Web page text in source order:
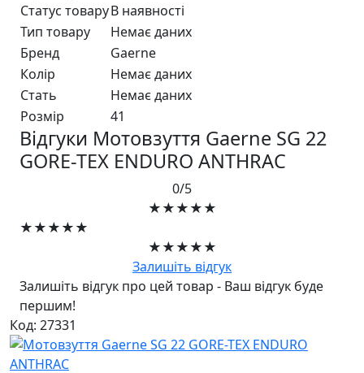
Статус товаруВ наявності
Тип товару
Немає даних
Бренд
Gaerne
Колір
Немає даних
Стать
Немає даних
Розмір
41
Відгуки Мотовзуття Gaerne SG 22
GORE-TEX ENDURO ANTHRAC
0/5
★★★★★
★★★★★
★★★★★
Залишіть відгук
Залишіть відгук про цей товар - Ваш відгук буде
першим!
Код: 27331